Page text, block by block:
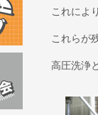
これによ
これらが
高圧洗浄